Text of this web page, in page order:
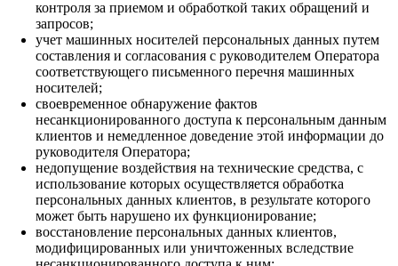
контроля за приемом и обработкой таких обращений и
запросов;
учет машинных носителей персональных данных путем
составления и согласования с руководителем Оператора
соответствующего письменного перечня машинных
носителей;
своевременное обнаружение фактов
несанкционированного доступа к персональным данным
клиентов и немедленное доведение этой информации до
руководителя Оператора;
недопущение воздействия на технические средства, с
использование которых осуществляется обработка
персональных данных клиентов, в результате которого
может быть нарушено их функционирование;
восстановление персональных данных клиентов,
модифицированных или уничтоженных вследствие